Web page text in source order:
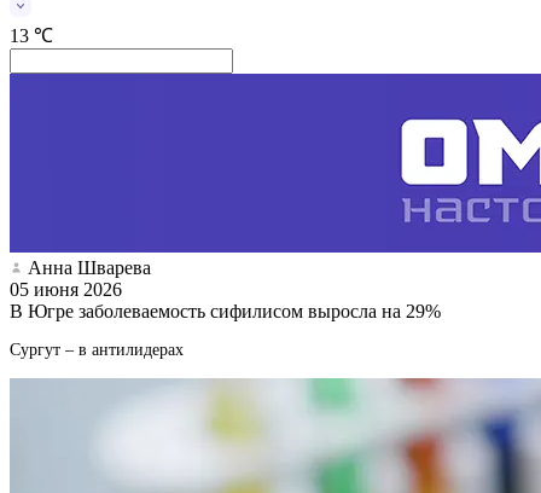
13 ℃
Анна Шварева
05 июня 2026
В Югре заболеваемость сифилисом выросла на 29%
Сургут – в антилидерах